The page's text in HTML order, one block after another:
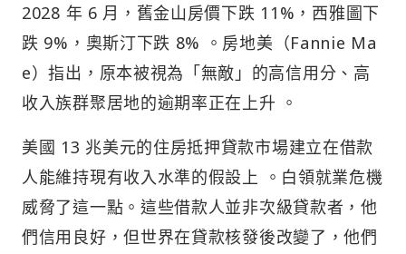
2028 年 6 月，舊金山房價下跌 11%，西雅圖下
跌 9%，奧斯汀下跌 8% 。房地美（Fannie Ma
e）指出，原本被視為「無敵」的高信用分、高
收入族群聚居地的逾期率正在上升 。
美國 13 兆美元的住房抵押貸款市場建立在借款
人能維持現有收入水準的假設上 。白領就業危機
威脅了這一點。這些借款人並非次級貸款者，他
們信用良好，但世界在貸款核發後改變了，他們